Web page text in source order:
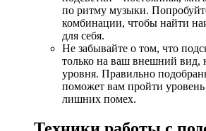
по ритму музыки.
комбинации, чтобы найти
для себя.
Не забывайте о том, что
только на ваш внешний вид,
уровня. Правильно
поможет вам пройти уровень
лишних помех.